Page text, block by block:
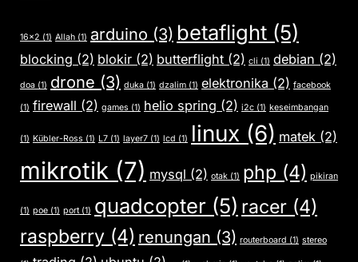
16x2 (1) Allah (1) arduino (3) betaflight (5)
blocking (2) blokir (2) butterflight (2) cli (1) debian (2)
doa (1) drone (3) duka (1) dzalim (1) elektronika (2) facebook
(1) firewall (2) games (1) helio spring (2) i2c (1) keseimbangan
(1) Kübler-Ross (1) L7 (1) layer7 (1) lcd (1) linux (6) matek (2)
mikrotik (7) mysql (2) otak (1) php (4) pikiran
(1) poe (1) port(1) quadcopter (5) racer (4)
raspberry (4) renungan (3) routerboard (1) stereo